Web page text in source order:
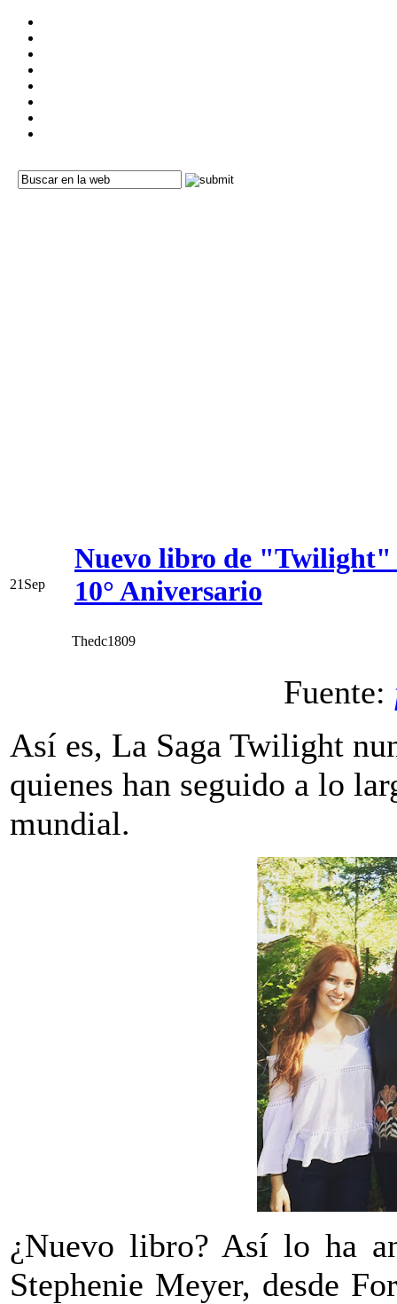
21 Sep
Nuevo libro de "Twilight"
10° Aniversario
Thedc1809
Fuente:
Así es, La Saga Twilight
quienes han seguido a lo
mundial.
¿Nuevo libro? Así lo ha
Stephenie Meyer, desde